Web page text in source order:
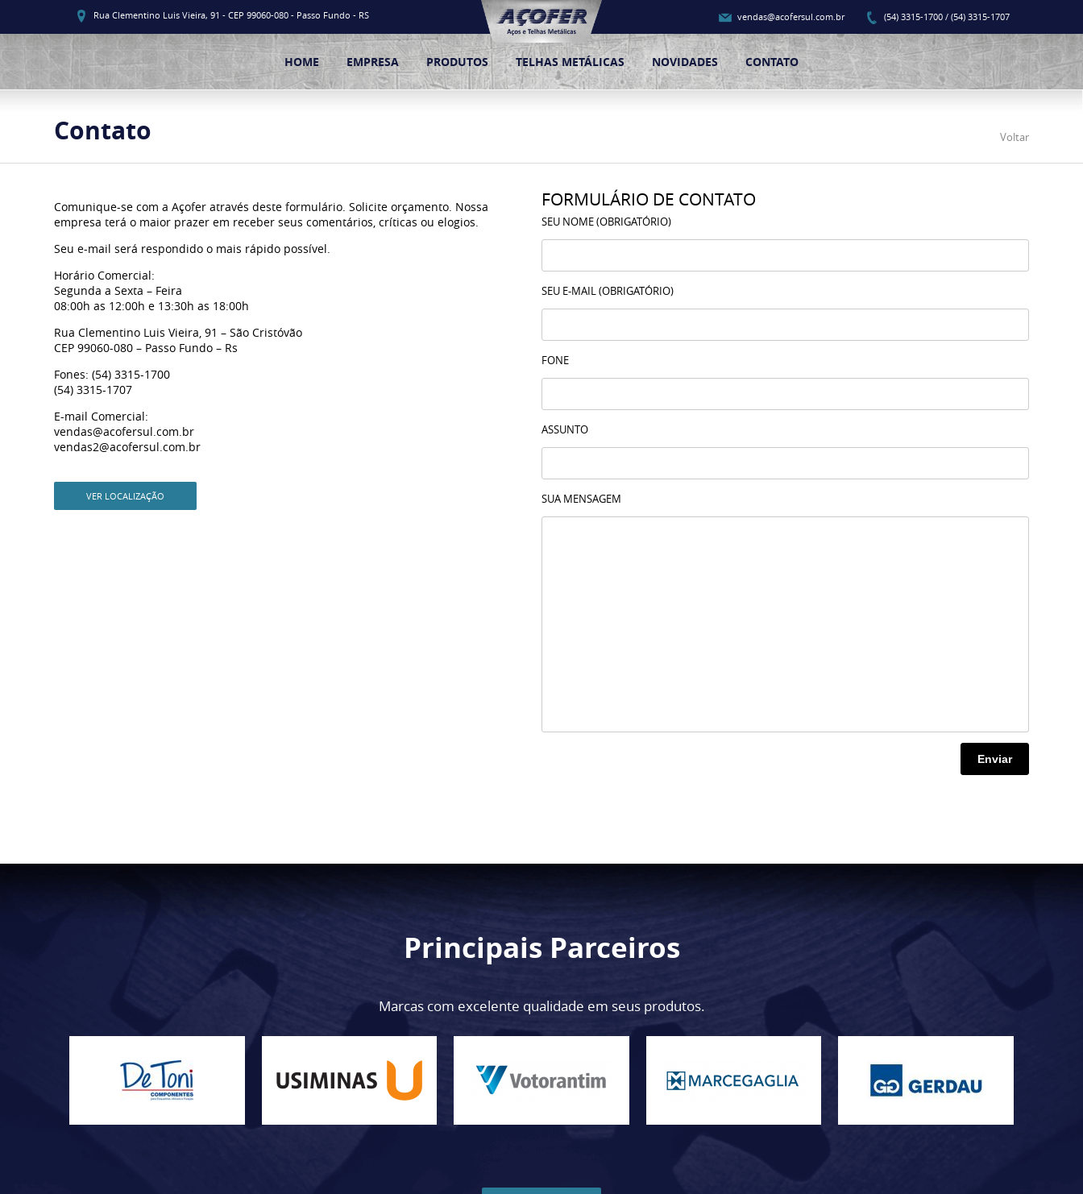
Rua Clementino Luis Vieira, 91 - CEP 99060-080 - Passo Fundo - RS vendas@acofersul.com.br (54) 3315-1700 / (54) 3315-1707
HOME EMPRESA PRODUTOS TELHAS METÁLICAS NOVIDADES CONTATO
Contato Voltar
Comunique-se com a Açofer através deste formulário. Solicite orçamento. Nossa
empresa terá o maior prazer em receber seus comentários, críticas ou elogios.
Seu e-mail será respondido o mais rápido possível.
Horário Comercial:
Segunda a Sexta – Feira
08:00h as 12:00h e 13:30h as 18:00h
Rua Clementino Luis Vieira, 91 – São Cristóvão
CEP 99060-080 – Passo Fundo – Rs
Fones: (54) 3315-1700
(54) 3315-1707
E-mail Comercial:
vendas@acofersul.com.br
vendas2@acofersul.com.br
VER LOCALIZAÇÃO
FORMULÁRIO DE CONTATO
SEU NOME (OBRIGATÓRIO)
SEU E-MAIL (OBRIGATÓRIO)
FONE
ASSUNTO
SUA MENSAGEM
Principais Parceiros
Marcas com excelente qualidade em seus produtos.